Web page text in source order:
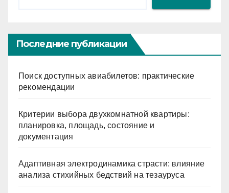
Последние публикации
Поиск доступных авиабилетов: практические
рекомендации
Критерии выбора двухкомнатной квартиры:
планировка, площадь, состояние и
документация
Адаптивная электродинамика страсти: влияние
анализа стихийных бедствий на тезауруса